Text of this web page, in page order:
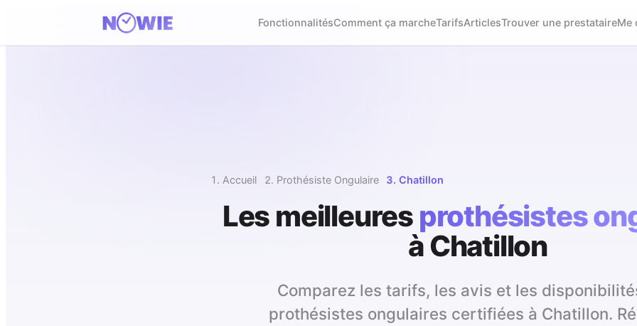
FonctionnalitésComment ça marcheTarifsArticlesTrouver une prestataireMe
Accueil Prothésiste Ongulaire Chatillon
Les meilleures prothésistes
àChatillon
Comparez les tarifs, les avis et les
prothésistes ongulaires certifiées à Chatillon.